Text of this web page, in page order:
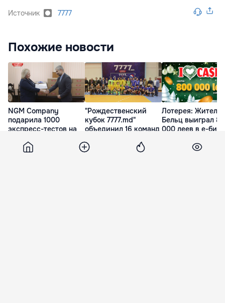
Источник 7777
Похожие новости
NGM Company
подарила 1000
экспресс-тестов на
31 Дек. 17:49
"Рождественский
кубок 7777.md"
объединил 16 команд
31 Дек. 16:59
Лотерея: Житель
Бельц выиграл
000 леев в е-
31 Дек. 12:40